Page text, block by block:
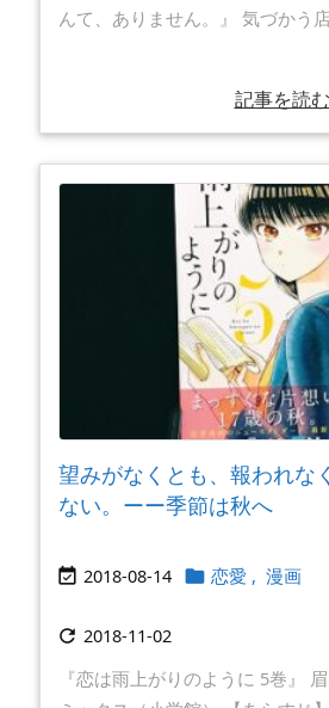
んて、ありません。』 気づかう
記事を読む
望みがなくとも、報われな
ない。ーー季節は秋へ
 2018-08-14  恋愛 , 漫画
 2018-11-02
『恋は雨上がりのように 5巻』